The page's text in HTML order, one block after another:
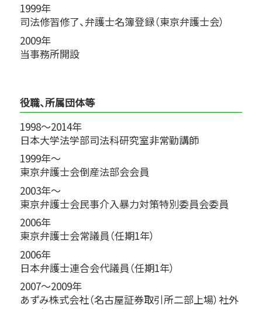
1999年
司法修習修了、弁護士名簿登録（東京弁護士会）
2009年
当事務所開設
役職、所属団体等
1998～2014年
日本大学法学部司法科研究室非常勤講師
1999年～
東京弁護士会倒産法部会会員
2003年～
東京弁護士会民事介入暴力対策特別委員会委員
2006年
東京弁護士会常議員（任期1年）
2006年
日本弁護士連合会代議員（任期1年）
2007～2009年
あずみ株式会社（名古屋証券取引所二部上場）社外